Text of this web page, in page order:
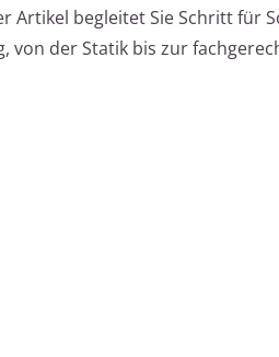
Artikel begleitet Sie Schritt für
von der Statik bis zur